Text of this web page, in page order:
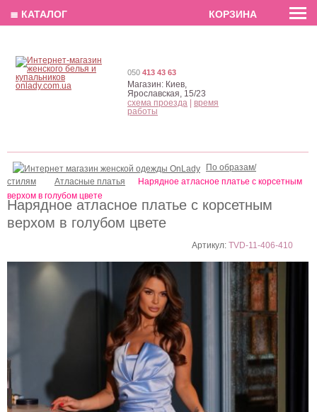
EN РУС
Нарядное атласное платье с корсетным
верхом в голубом цвете
Артикул:TVD-11-406-410
По образам/
стилям
Атласные платья
Нарядное атласное платье с корсетным
верхом в голубом цвете
050 413 43 63
Магазин: Киев,
Ярославская, 15/23
схема проезда
время
работы
≣ КАТАЛОГ КОРЗИНА